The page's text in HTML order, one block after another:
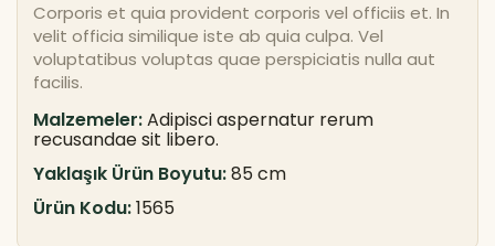
Corporis et quia provident corporis vel officiis et. In
velit officia similique iste ab quia culpa. Vel
voluptatibus voluptas quae perspiciatis nulla aut
facilis.
Malzemeler:Adipisci aspernatur rerum
recusandae sit libero.
Yaklaşık Ürün Boyutu:85 cm
Ürün Kodu:1565